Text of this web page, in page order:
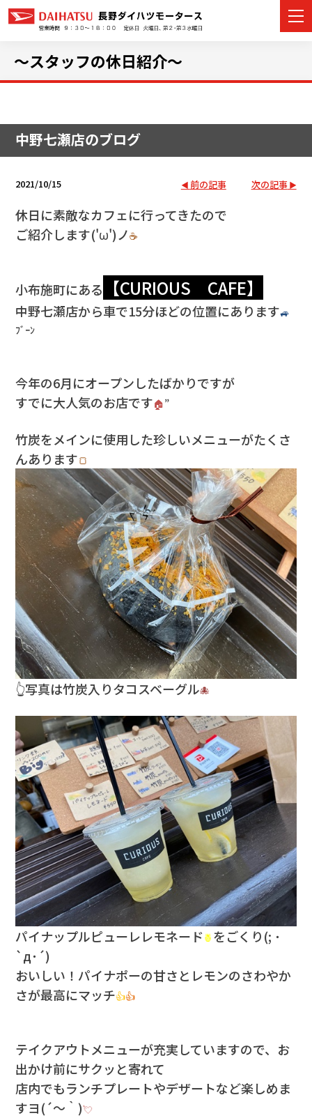
店舗情報
イベント・キャンペーン
アフターサポート
会社情報
お問
～スタッフの休日紹介～
中野七瀬店のブログ
2021/10/15 前の記事 次の記事
休日に素敵なカフェに行ってきたので
ご紹介します('ω')ノ☕
小布施町にある 【CURIOUS CAFE】
中野七瀬店から車で15分ほどの位置にあります🚙
ﾌﾞｰﾝ
今年の6月にオープンしたばかりですが
すでに大人気のお店です🏠”
竹炭をメインに使用した珍しいメニューがたくさ
んあります🍞
👆写真は竹炭入りタコスベーグル🐙
パイナップルピューレレモネード🍍 をごくり(; ･
`д･´)
おいしい！パイナポーの甘さとレモンのさわやか
さが最高にマッチ👍👍
テイクアウトメニューが充実していますので、お
出かけ前にサクッと寄れて
店内でもランチプレートやデザートなど楽しめま
すヨ(´～｀)💘